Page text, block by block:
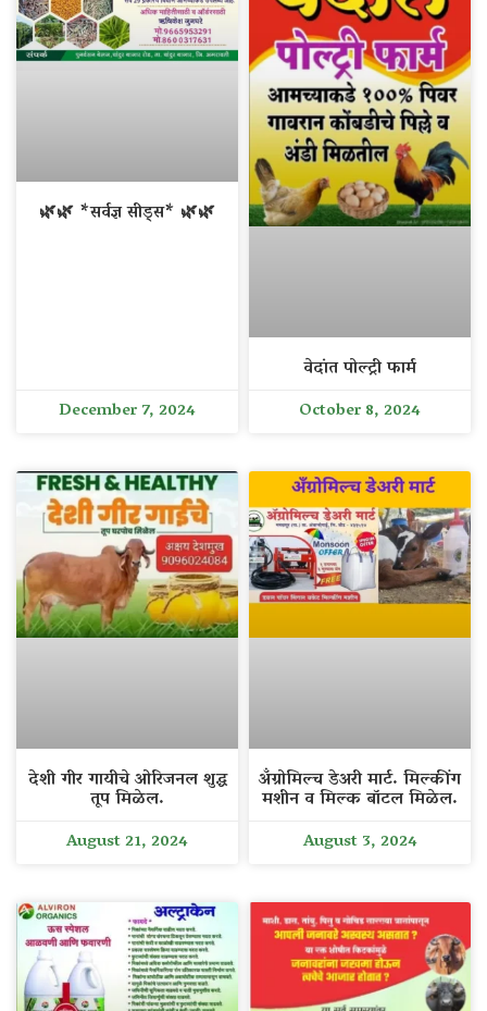
🌿🌿 *सर्वज्ञ सीड्स* 🌿🌿
December 7, 2024
वेदांत पोल्ट्री फार्म
October 8, 2024
देशी गीर गायीचे ओरिजनल शुद्ध
तूप मिळेल.
August 21, 2024
अँग्रोमिल्च डेअरी मार्ट. मिल्कींग
मशीन व मिल्क बॉटल मिळेल.
August 3, 2024